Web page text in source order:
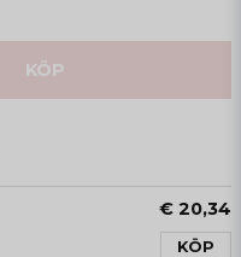
KÖP
€ 20,34
KÖP